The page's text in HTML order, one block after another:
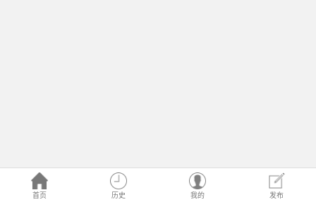
首页 历史 我的 发布